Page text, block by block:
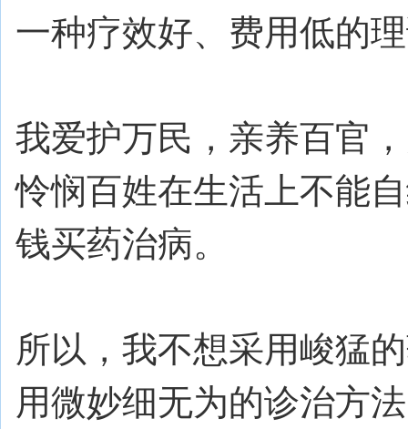
一种疗效好、费用低的
我爱护万民，亲养百官
怜悯百姓在生活上不能
钱买药治病。
所以，我不想采用峻猛
用微妙细无为的诊治方